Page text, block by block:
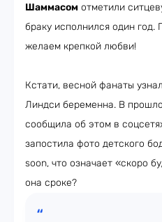
Шаммасом отметили
браку исполнился один год.
желаем крепкой любви!
Кстати, весной фанаты
Линдси беременна. В
сообщила об этом в
запостила фото детского
soon, что означает «скоро
она сроке?